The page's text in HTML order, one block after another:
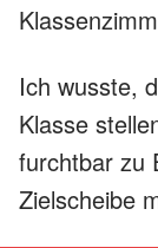
Ich wusste,
Klasse
furchtbar zu
Zielscheibe